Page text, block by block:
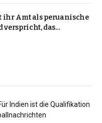
Amt als peruanische
verspricht, das
zu beenden